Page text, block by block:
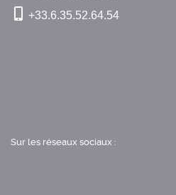
+33.6.35.52.64.54
Sur les réseaux sociaux :